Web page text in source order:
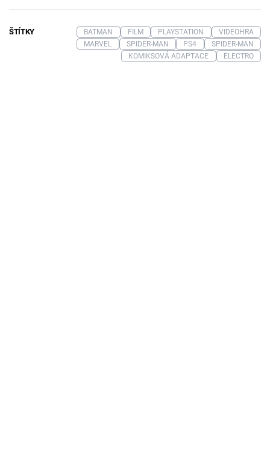
ŠTÍTKY BATMAN FILM PLAYSTATION
VIDEOHRA
MARVEL
SPIDER-MAN PS4
SPIDER-MAN
KOMIKSOVÁ ADAPTACE
ELECTRO